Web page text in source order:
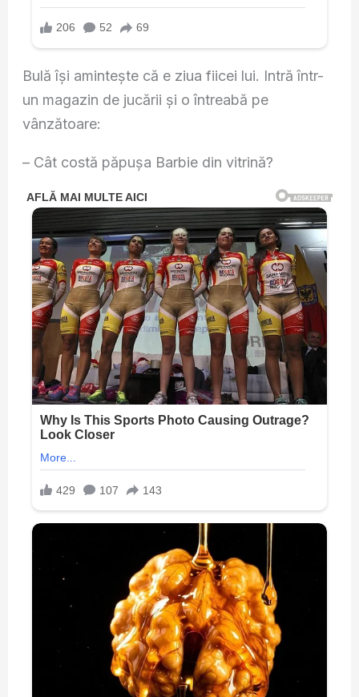
Bulă îşi amintește că e ziua fiicei lui. Intră într-
un magazin de jucării şi o întreabă pe
vânzătoare:
– Cât costă păpuşa Barbie din vitrină?